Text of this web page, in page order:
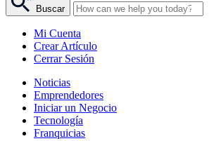
Buscar
Mi Cuenta
Crear Artículo
Cerrar Sesión
Noticias
Emprendedores
Iniciar un Negocio
Tecnología
Franquicias